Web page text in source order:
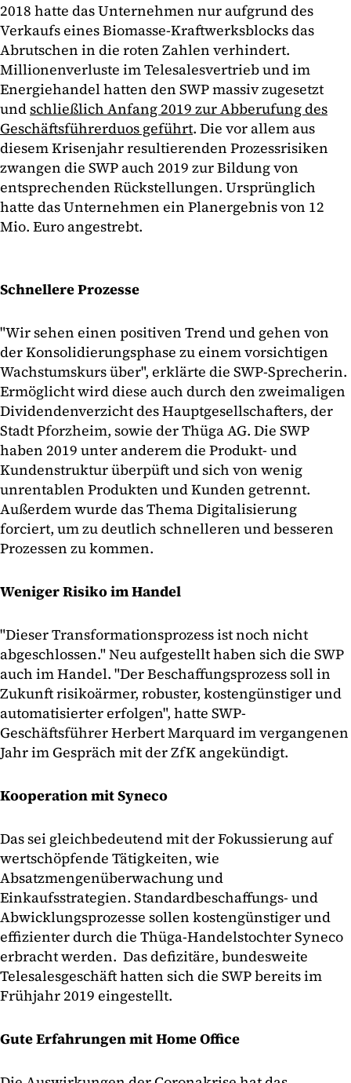
2018 hatte das Unternehmen nur aufgrund des
Verkaufs eines Biomasse-Kraftwerksblocks das
Abrutschen in die roten Zahlen verhindert.
Millionenverluste im Telesalesvertrieb und im
Energiehandel hatten den SWP massiv zugesetzt
undschließlich Anfang 2019 zur Abberufung des
Geschäftsführerduos geführt. Die vor allem aus
diesem Krisenjahr resultierenden Prozessrisiken
zwangen die SWP auch 2019 zur Bildung von
entsprechenden Rückstellungen. Ursprünglich
hatte das Unternehmen ein Planergebnis von 12
Mio. Euro angestrebt.
Schnellere Prozesse
"Wir sehen einen positiven Trend und gehen von
der Konsolidierungsphase zu einem vorsichtigen
Wachstumskurs über", erklärte die SWP-Sprecherin.
Ermöglicht wird diese auch durch den zweimaligen
Dividendenverzicht des Hauptgesellschafters, der
Stadt Pforzheim, sowie der Thüga AG. Die SWP
haben 2019 unter anderem die Produkt- und
Kundenstruktur überpüft und sich von wenig
unrentablen Produkten und Kunden getrennt.
Außerdem wurde das Thema Digitalisierung
forciert, um zu deutlich schnelleren und besseren
Prozessen zu kommen.
Weniger Risiko im Handel
"Dieser Transformationsprozess ist noch nicht
abgeschlossen." Neu aufgestellt haben sich die SWP
auch im Handel. "Der Beschaffungsprozess soll in
Zukunft risikoärmer, robuster, kostengünstiger und
automatisierter erfolgen", hatte SWP-
Geschäftsführer Herbert Marquard im vergangenen
Jahr im Gespräch mit der ZfK angekündigt.
Kooperation mit Syneco
Das sei gleichbedeutend mit der Fokussierung auf
wertschöpfende Tätigkeiten, wie
Absatzmengenüberwachung und
Einkaufsstrategien. Standardbeschaffungs- und
Abwicklungsprozesse sollen kostengünstiger und
effizienter durch die Thüga-Handelstochter Syneco
erbracht werden. Das defizitäre, bundesweite
Telesalesgeschäft hatten sich die SWP bereits im
Frühjahr 2019 eingestellt.
Gute Erfahrungen mit Home Office